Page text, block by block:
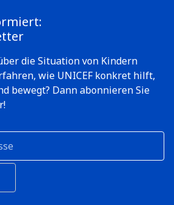
die Situation von Kindern
wie UNICEF konkret hilft,
bewegt? Dann abonnieren Sie